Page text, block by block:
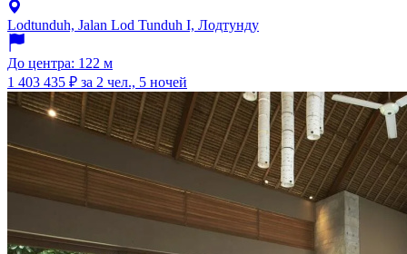
Lodtunduh, Jalan Lod Tunduh I, Лодтунду
До центра: 122 м
1 403 435 ₽ за 2 чел., 5 ночей